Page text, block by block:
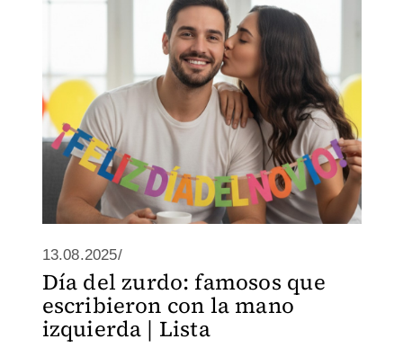
13.08.2025/
Día del zurdo: famosos que
escribieron con la mano
izquierda | Lista